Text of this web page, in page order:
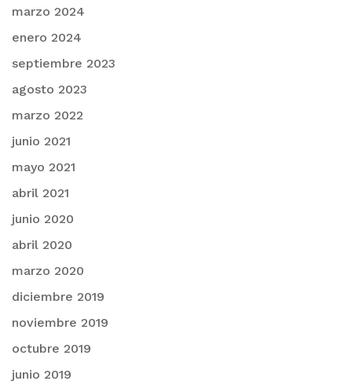
marzo 2024
enero 2024
septiembre 2023
agosto 2023
marzo 2022
junio 2021
mayo 2021
abril 2021
junio 2020
abril 2020
marzo 2020
diciembre 2019
noviembre 2019
octubre 2019
junio 2019